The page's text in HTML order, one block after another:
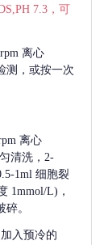
7.3，可
离心
测，或按一次
离心
清洗，2-
1ml 细胞裂
1mmol/L)，
。
入预冷的